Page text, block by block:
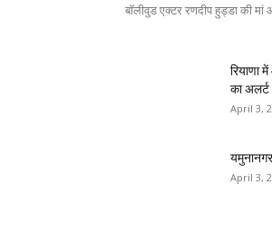
बॉलीवुड एक्टर रणदीप हुड्डा की मां
रियाणा
का अलर्ट
April 3,
April 3,